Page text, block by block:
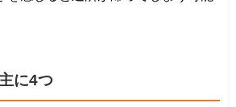
に4つ